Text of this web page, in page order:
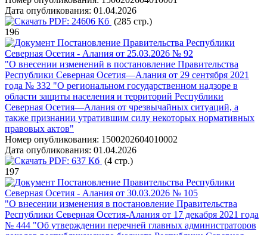
Дата опубликования: 01.04.2026
PDF: 24606 Кб (285 стр.)
196
Постановление Правительства Республики
Северная Осетия - Алания от 25.03.2026 № 92
"О внесении изменений в постановление Правительства
Республики Северная Осетия—Алания от 29 сентября 2021
года № 332 "О региональном государственном надзоре в
области защиты населения и территорий Республики
Северная Осетия—Алания от чрезвычайных ситуаций, а
также признании утратившим силу некоторых нормативных
правовых актов"
Номер опубликования: 1500202604010002
Дата опубликования: 01.04.2026
PDF: 637 Кб (4 стр.)
197
Постановление Правительства Республики
Северная Осетия - Алания от 30.03.2026 № 105
"О внесении изменения в постановление Правительства
Республики Северная Осетия-Алания от 17 декабря 2021 года
№ 444 "Об утверждении перечней главных администраторов